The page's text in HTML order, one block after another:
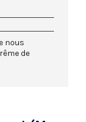
nous
de